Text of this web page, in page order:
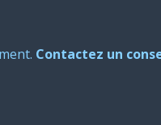
Contactez un